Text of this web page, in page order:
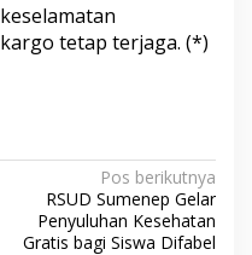
tetap terjaga. (*)
Pos berikutnya
RSUD Sumenep Gelar
Penyuluhan Kesehatan
Gratis bagi Siswa Difabel